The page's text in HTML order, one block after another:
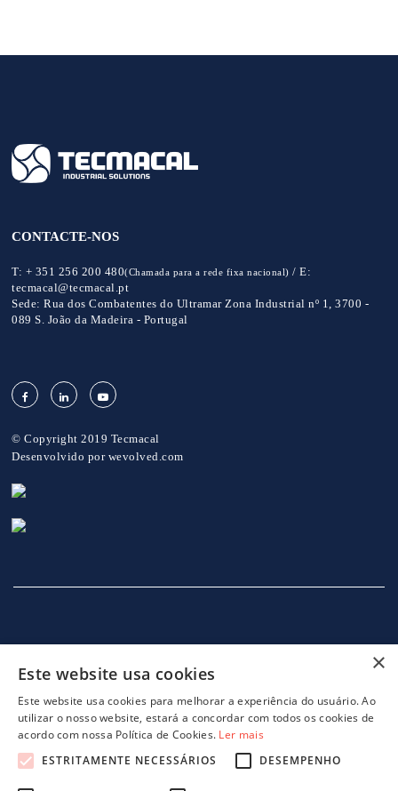
CONTACTE-NOS
T: + 351 256 200 480(Chamada para a rede fixa nacional) /E:
tecmacal@tecmacal.pt
Sede: Rua dos Combatentes do Ultramar Zona Industrial nº 1, 3700 -
089 S. João da Madeira - Portugal
© Copyright 2019 Tecmacal
Desenvolvido por wevolved.com
INÍCIO EMPRESA SERVIÇOS ×
Este website usa cookies
Este website usa cookies para melhorar a experiência do usuário. Ao
utilizar o nosso website, estará a concordar com todos os cookies de
acordo com nossa Política de Cookies. Ler mais
ESTRITAMENTE NECESSÁRIOS
DESEMPENHO